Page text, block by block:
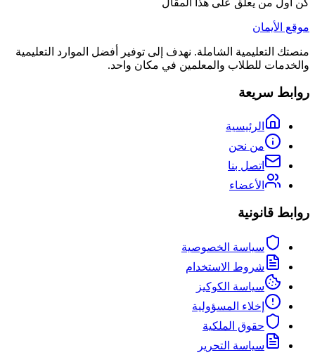
موقع الأيمان
منصتك التعليمية الشاملة. نهدف إلى توفير أفضل الموارد التعليمية
والخدمات للطلاب والمعلمين في مكان واحد.
روابط سريعة
الرئيسية
من نحن
اتصل بنا
الأعضاء
روابط قانونية
سياسة الخصوصية
شروط الاستخدام
سياسة الكوكيز
إخلاء المسؤولية
حقوق الملكية
سياسة التحرير